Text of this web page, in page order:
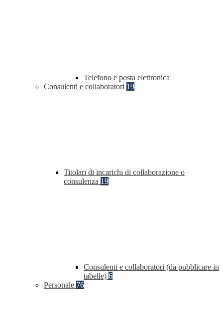
Telefono e posta elettronica
Consulenti e collaboratori 19
Titolari di incarichi di collaborazione o
consulenza 19
Consulenti e collaboratori (da pubblicare in
tabelle) 6
Personale 76